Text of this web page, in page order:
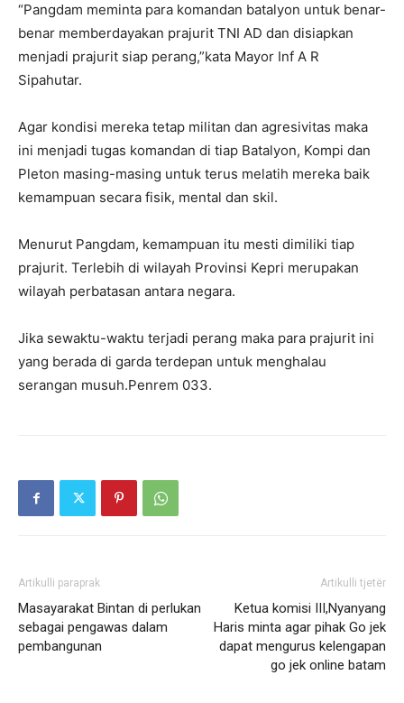
“Pangdam meminta para komandan batalyon untuk benar-
benar memberdayakan prajurit TNI AD dan disiapkan
menjadi prajurit siap perang,”kata Mayor Inf A R
Sipahutar.
Agar kondisi mereka tetap militan dan agresivitas maka
ini menjadi tugas komandan di tiap Batalyon, Kompi dan
Pleton masing-masing untuk terus melatih mereka baik
kemampuan secara fisik, mental dan skil.
Menurut Pangdam, kemampuan itu mesti dimiliki tiap
prajurit. Terlebih di wilayah Provinsi Kepri merupakan
wilayah perbatasan antara negara.
Jika sewaktu-waktu terjadi perang maka para prajurit ini
yang berada di garda terdepan untuk menghalau
serangan musuh.Penrem 033.
Artikulli paraprak
Masayarakat Bintan di perlukan
sebagai pengawas dalam
pembangunan
Artikulli tjetër
Ketua komisi III,Nyanyang
Haris minta agar pihak Go jek
dapat mengurus kelengapan
go jek online batam